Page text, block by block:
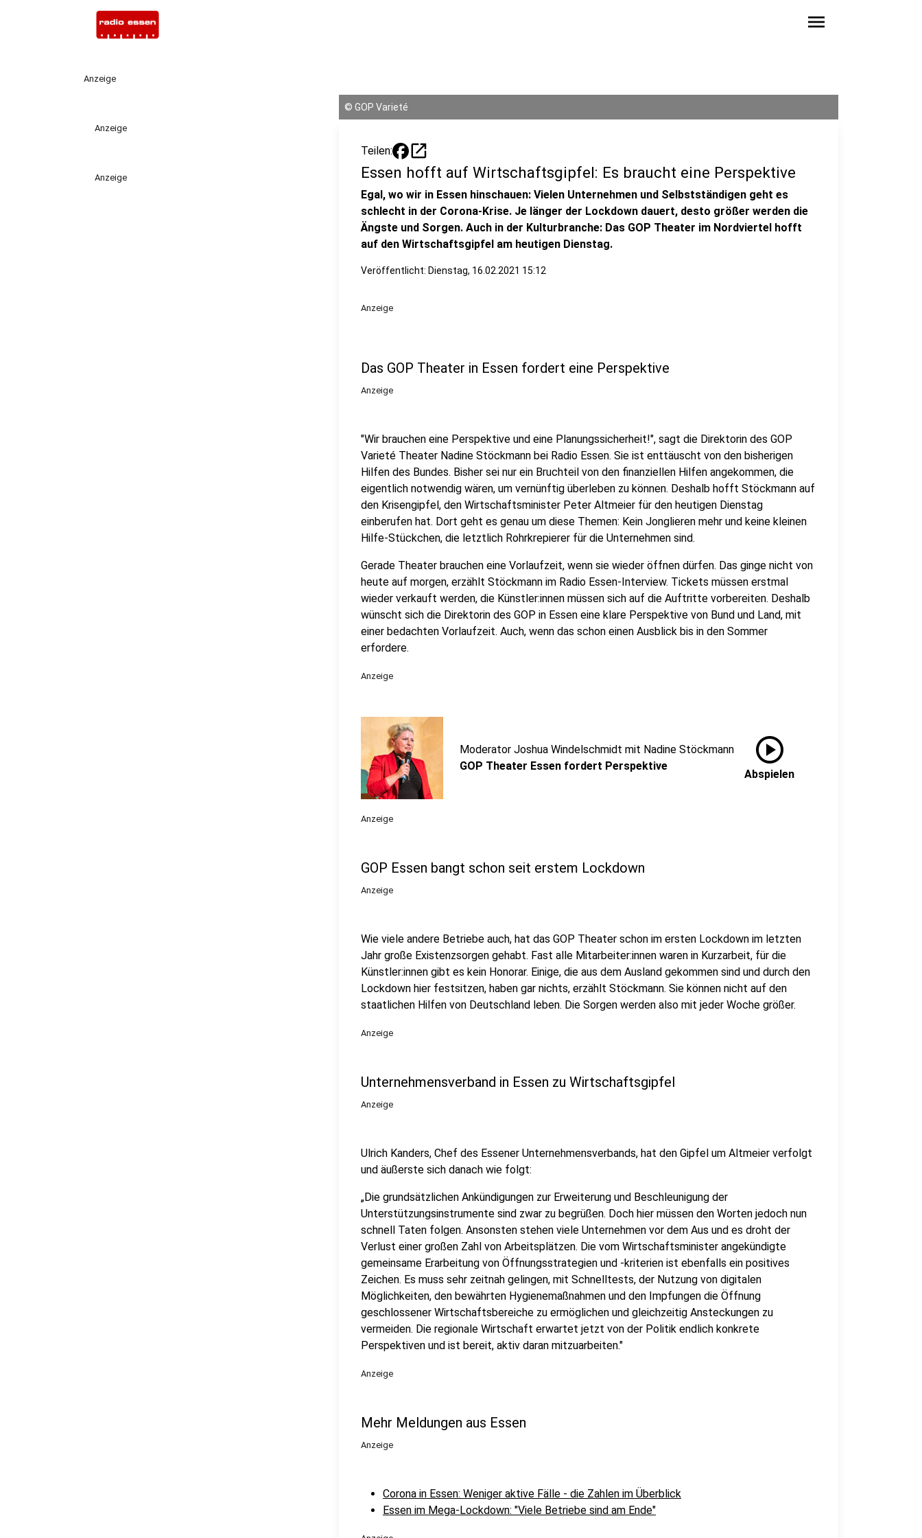
menu
Anzeige
Anzeige
Anzeige
© GOP Varieté
Teilen: open_in_new
Essen hofft auf Wirtschaftsgipfel: Es braucht eine Perspektive
Egal, wo wir in Essen hinschauen: Vielen Unternehmen und Selbstständigen geht es
schlecht in der Corona-Krise. Je länger der Lockdown dauert, desto größer werden die
Ängste und Sorgen. Auch in der Kulturbranche: Das GOP Theater im Nordviertel hofft
auf den Wirtschaftsgipfel am heutigen Dienstag.
Veröffentlicht: Dienstag, 16.02.2021 15:12
Anzeige
Das GOP Theater in Essen fordert eine Perspektive
Anzeige
"Wir brauchen eine Perspektive und eine Planungssicherheit!", sagt die Direktorin des GOP
Varieté Theater Nadine Stöckmann bei Radio Essen. Sie ist enttäuscht von den bisherigen
Hilfen des Bundes. Bisher sei nur ein Bruchteil von den finanziellen Hilfen angekommen, die
eigentlich notwendig wären, um vernünftig überleben zu können. Deshalb hofft Stöckmann auf
den Krisengipfel, den Wirtschaftsminister Peter Altmeier für den heutigen Dienstag
einberufen hat. Dort geht es genau um diese Themen: Kein Jonglieren mehr und keine kleinen
Hilfe-Stückchen, die letztlich Rohrkrepierer für die Unternehmen sind.
Gerade Theater brauchen eine Vorlaufzeit, wenn sie wieder öffnen dürfen. Das ginge nicht von
heute auf morgen, erzählt Stöckmann im Radio Essen-Interview. Tickets müssen erstmal
wieder verkauft werden, die Künstler:innen müssen sich auf die Auftritte vorbereiten. Deshalb
wünscht sich die Direktorin des GOP in Essen eine klare Perspektive von Bund und Land, mit
einer bedachten Vorlaufzeit. Auch, wenn das schon einen Ausblick bis in den Sommer
erfordere.
Anzeige
Moderator Joshua Windelschmidt mit Nadine Stöckmann
GOP Theater Essen fordert Perspektive
play_circle
Abspielen
Anzeige
GOP Essen bangt schon seit erstem Lockdown
Anzeige
Wie viele andere Betriebe auch, hat das GOP Theater schon im ersten Lockdown im letzten
Jahr große Existenzsorgen gehabt. Fast alle Mitarbeiter:innen waren in Kurzarbeit, für die
Künstler:innen gibt es kein Honorar. Einige, die aus dem Ausland gekommen sind und durch den
Lockdown hier festsitzen, haben gar nichts, erzählt Stöckmann. Sie können nicht auf den
staatlichen Hilfen von Deutschland leben. Die Sorgen werden also mit jeder Woche größer.
Anzeige
Unternehmensverband in Essen zu Wirtschaftsgipfel
Anzeige
Ulrich Kanders, Chef des Essener Unternehmensverbands, hat den Gipfel um Altmeier verfolgt
und äußerste sich danach wie folgt:
„Die grundsätzlichen Ankündigungen zur Erweiterung und Beschleunigung der
Unterstützungsinstrumente sind zwar zu begrüßen. Doch hier müssen den Worten jedoch nun
schnell Taten folgen. Ansonsten stehen viele Unternehmen vor dem Aus und es droht der
Verlust einer großen Zahl von Arbeitsplätzen. Die vom Wirtschaftsminister angekündigte
gemeinsame Erarbeitung von Öffnungsstrategien und -kriterien ist ebenfalls ein positives
Zeichen. Es muss sehr zeitnah gelingen, mit Schnelltests, der Nutzung von digitalen
Möglichkeiten, den bewährten Hygienemaßnahmen und den Impfungen die Öffnung
geschlossener Wirtschaftsbereiche zu ermöglichen und gleichzeitig Ansteckungen zu
vermeiden. Die regionale Wirtschaft erwartet jetzt von der Politik endlich konkrete
Perspektiven und ist bereit, aktiv daran mitzuarbeiten."
Anzeige
Mehr Meldungen aus Essen
Anzeige
Corona in Essen: Weniger aktive Fälle - die Zahlen im Überblick
Essen im Mega-Lockdown: "Viele Betriebe sind am Ende"